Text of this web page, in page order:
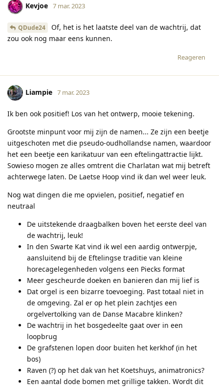
Kevjoe 7 mar. 2023
QDude24
Of, het is het laatste deel van de wachtrij, dat
zou ook nog maar eens kunnen.
Reageren
Liampie 7 mar. 2023
Ik ben ook positief! Los van het ontwerp, mooie tekening.
Grootste minpunt voor mij zijn de namen... Ze zijn een beetje
uitgeschoten met die pseudo-oudhollandse namen, waardoor
het een beetje een karikatuur van een eftelingattractie lijkt.
Sowieso mogen ze alles omtrent die Charlatan wat mij betreft
achterwege laten. De Laetse Hoop vind ik dan wel weer leuk.
Nog wat dingen die me opvielen, positief, negatief en
neutraal
De uitstekende draagbalken boven het eerste deel van
de wachtrij, leuk!
In den Swarte Kat vind ik wel een aardig ontwerpje,
aansluitend bij de Eftelingse traditie van kleine
horecagelegenheden volgens een Piecks format
Meer gescheurde doeken en banieren dan mij lief is
Dat orgel is een bizarre toevoeging. Past totaal niet in
de omgeving. Zal er op het plein zachtjes een
orgelvertolking van de Danse Macabre klinken?
De wachtrij in het bosgedeelte gaat over in een
loopbrug
De grafstenen lopen door buiten het kerkhof (in het
bos)
Raven (?) op het dak van het Koetshuys, animatronics?
Een aantal dode bomen met grillige takken. Wordt dit